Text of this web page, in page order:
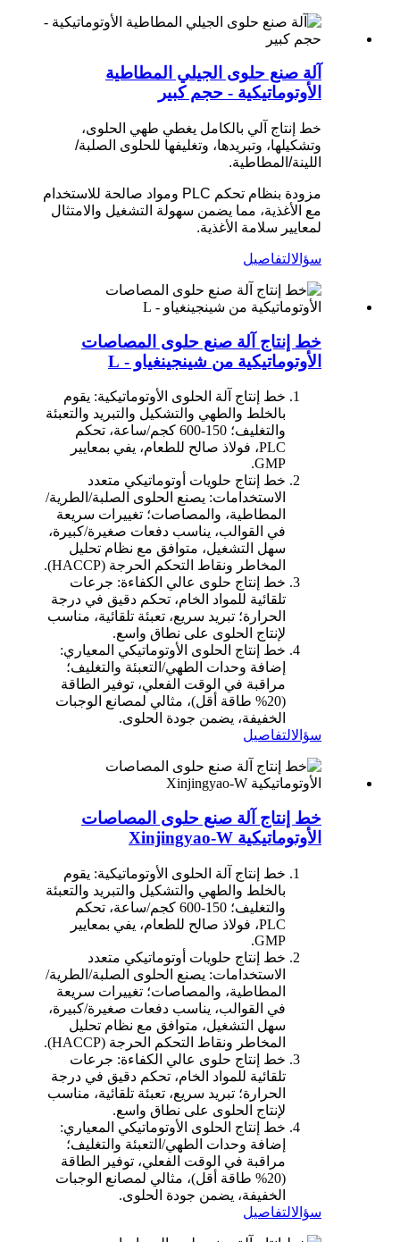
آلة صنع حلوى الجيلي المطاطية
الأوتوماتيكية - حجم كبير
خط إنتاج آلي بالكامل يغطي طهي الحلوى،
وتشكيلها، وتبريدها، وتغليفها للحلوى الصلبة/
اللينة/المطاطية.
مزودة بنظام تحكم PLC ومواد صالحة للاستخدام
مع الأغذية، مما يضمن سهولة التشغيل والامتثال
لمعايير سلامة الأغذية.
سؤالالتفاصيل
خط إنتاج آلة صنع حلوى المصاصات
الأوتوماتيكية من شينجينغياو - L
خط إنتاج آلة الحلوى الأوتوماتيكية: يقوم
بالخلط والطهي والتشكيل والتبريد والتعبئة
والتغليف؛ 150-600 كجم/ساعة، تحكم
PLC، فولاذ صالح للطعام، يفي بمعايير
GMP.
خط إنتاج حلويات أوتوماتيكي متعدد
الاستخدامات: يصنع الحلوى الصلبة/الطرية/
المطاطية، والمصاصات؛ تغييرات سريعة
في القوالب، يناسب دفعات صغيرة/كبيرة،
سهل التشغيل، متوافق مع نظام تحليل
المخاطر ونقاط التحكم الحرجة (HACCP).
خط إنتاج حلوى عالي الكفاءة: جرعات
تلقائية للمواد الخام، تحكم دقيق في درجة
الحرارة؛ تبريد سريع، تعبئة تلقائية، مناسب
لإنتاج الحلوى على نطاق واسع.
خط إنتاج الحلوى الأوتوماتيكي المعياري:
إضافة وحدات الطهي/التعبئة والتغليف؛
مراقبة في الوقت الفعلي، توفير الطاقة
(20% طاقة أقل)، مثالي لمصانع الوجبات
الخفيفة، يضمن جودة الحلوى.
سؤالالتفاصيل
خط إنتاج آلة صنع حلوى المصاصات
الأوتوماتيكية Xinjingyao-W
خط إنتاج آلة الحلوى الأوتوماتيكية: يقوم
بالخلط والطهي والتشكيل والتبريد والتعبئة
والتغليف؛ 150-600 كجم/ساعة، تحكم
PLC، فولاذ صالح للطعام، يفي بمعايير
GMP.
خط إنتاج حلويات أوتوماتيكي متعدد
الاستخدامات: يصنع الحلوى الصلبة/الطرية/
المطاطية، والمصاصات؛ تغييرات سريعة
في القوالب، يناسب دفعات صغيرة/كبيرة،
سهل التشغيل، متوافق مع نظام تحليل
المخاطر ونقاط التحكم الحرجة (HACCP).
خط إنتاج حلوى عالي الكفاءة: جرعات
تلقائية للمواد الخام، تحكم دقيق في درجة
الحرارة؛ تبريد سريع، تعبئة تلقائية، مناسب
لإنتاج الحلوى على نطاق واسع.
خط إنتاج الحلوى الأوتوماتيكي المعياري:
إضافة وحدات الطهي/التعبئة والتغليف؛
مراقبة في الوقت الفعلي، توفير الطاقة
(20% طاقة أقل)، مثالي لمصانع الوجبات
الخفيفة، يضمن جودة الحلوى.
سؤالالتفاصيل